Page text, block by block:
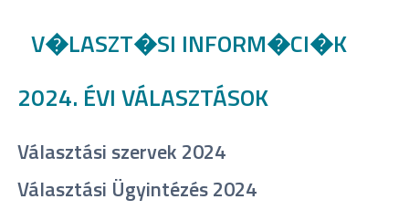
V�LASZT�SI INFORM�CI�K
2024. ÉVI VÁLASZTÁSOK
Választási szervek 2024
Választási Ügyintézés 2024